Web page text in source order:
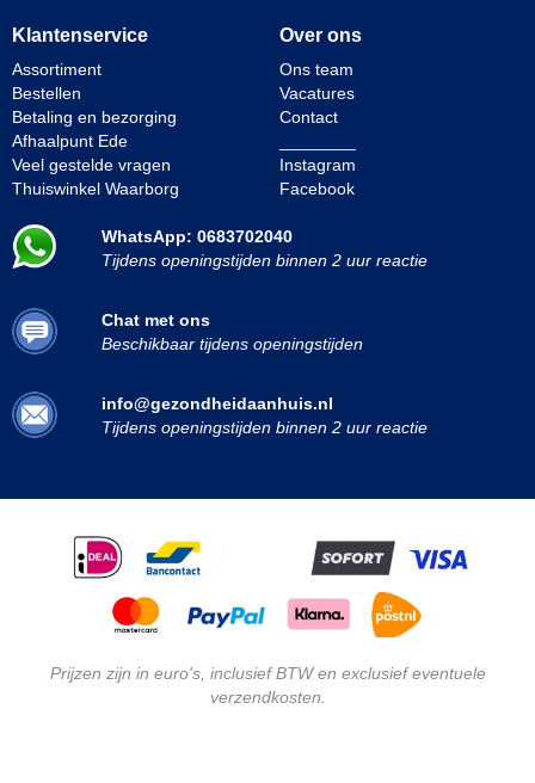
Klantenservice
Assortiment
Bestellen
Betaling en bezorging
Afhaalpunt Ede
Veel gestelde vragen
Thuiswinkel Waarborg
Over ons
Ons team
Vacatures
Contact
Instagram
Facebook
WhatsApp: 0683702040
Tijdens openingstijden binnen 2 uur reactie
Chat met ons
Beschikbaar tijdens openingstijden
info@gezondheidaanhuis.nl
Tijdens openingstijden binnen 2 uur reactie
Prijzen zijn in euro's, inclusief BTW en exclusief eventuele
verzendkosten.